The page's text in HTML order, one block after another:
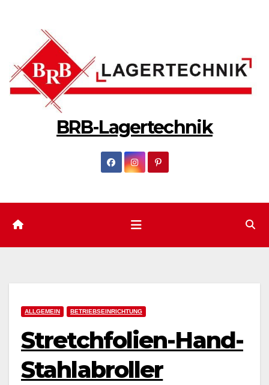
BRB-Lagertechnik
ALLGEMEIN BETRIEBSEINRICHTUNG
Stretchfolien-Hand-
Stahlabroller